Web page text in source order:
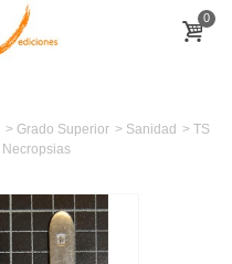
0
> Grado Superior > Sanidad > TS
Necropsias